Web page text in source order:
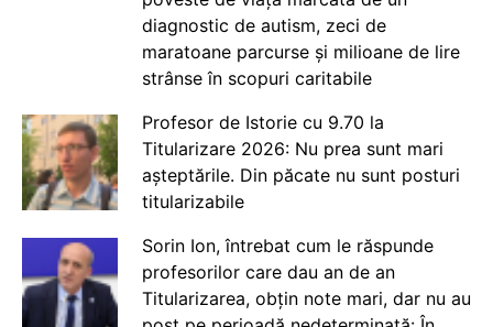
diagnostic de autism, zeci de
maratoane parcurse și milioane de lire
strânse în scopuri caritabile
Profesor de Istorie cu 9.70 la
Titularizare 2026: Nu prea sunt mari
așteptările. Din păcate nu sunt posturi
titularizabile
Sorin Ion, întrebat cum le răspunde
profesorilor care dau an de an
Titularizarea, obțin note mari, dar nu au